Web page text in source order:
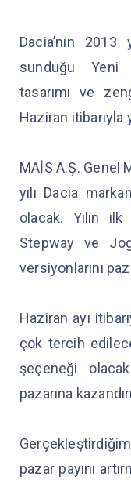
Dacia’nın 2013
sunduğu Yeni
tasarımı ve
Haziran itibarıyla
MAİS A.Ş. Genel
yılı Dacia
olacak. Yılın
Stepway ve
versiyonlarını
Haziran ayı
çok tercih
şeçeneği
pazarına
pazar payını